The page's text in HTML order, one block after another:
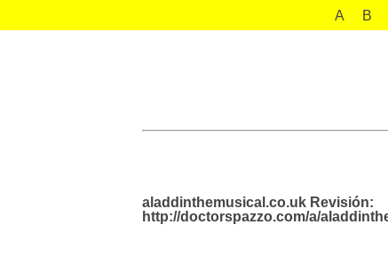
A B
aladdinthemusical.co.uk Revisión:
http://doctorspazzo.com/a/